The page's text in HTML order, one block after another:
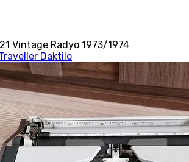
Vintage Radyo 1973/1974
Daktilo